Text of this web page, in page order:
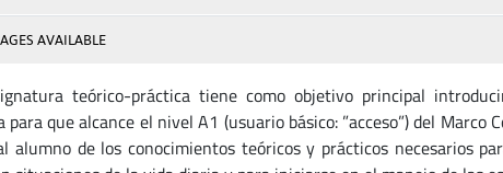
AVAILABLE
teórico-práctica tiene como objetivo principal
para que alcance el nivel A1 (usuario básico: ”acceso”) del Marco
alumno de los conocimientos teóricos y prácticos necesarios